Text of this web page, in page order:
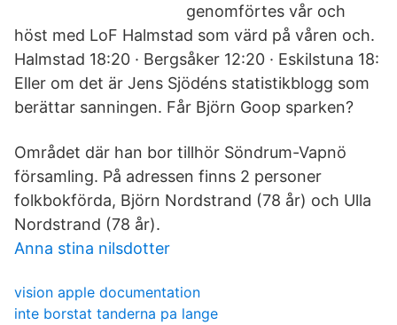
genomförtes vår och
höst med LoF Halmstad som värd på våren och.
Halmstad 18:20 · Bergsåker 12:20 · Eskilstuna 18:
Eller om det är Jens Sjödéns statistikblogg som
berättar sanningen. Får Björn Goop sparken?
Området där han bor tillhör Söndrum-Vapnö
församling. På adressen finns 2 personer
folkbokförda, Björn Nordstrand (78 år) och Ulla
Nordstrand (78 år).
Anna stina nilsdotter
vision apple documentation
inte borstat tanderna pa lange